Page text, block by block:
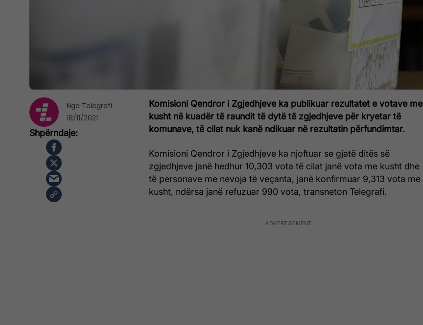
Komisioni Qendror i Zgjedhjeve ka publikuar rezultatet e votave me
kusht në kuadër të raundit të dytë të zgjedhjeve për kryetar të
komunave, të cilat nuk kanë ndikuar në rezultatin përfundimtar.
Komisioni Qendror i Zgjedhjeve ka njoftuar se gjatë ditës së
zgjedhjeve janë hedhur 10,303 vota të cilat janë vota me kusht dhe
të personave me nevoja të veçanta, janë konfirmuar 9,313 vota me
kusht, ndërsa janë refuzuar 990 vota, transneton Telegrafi.
Nga Telegrafi
18/11/2021